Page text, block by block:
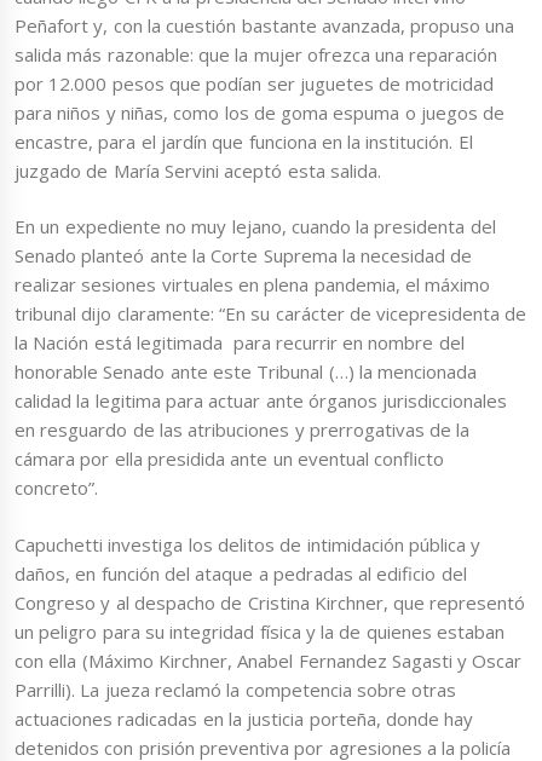
Peñafort y, con la cuestión bastante avanzada, propuso una
salida más razonable: que la mujer ofrezca una reparación
por 12.000 pesos que podían ser juguetes de motricidad
para niños y niñas, como los de goma espuma o juegos de
encastre, para el jardín que funciona en la institución. El
juzgado de María Servini aceptó esta salida.
En un expediente no muy lejano, cuando la presidenta del
Senado planteó ante la Corte Suprema la necesidad de
realizar sesiones virtuales en plena pandemia, el máximo
tribunal dijo claramente: “En su carácter de vicepresidenta de
la Nación está legitimada para recurrir en nombre del
honorable Senado ante este Tribunal (…) la mencionada
calidad la legitima para actuar ante órganos jurisdiccionales
en resguardo de las atribuciones y prerrogativas de la
cámara por ella presidida ante un eventual conflicto
concreto”.
Capuchetti investiga los delitos de intimidación pública y
daños, en función del ataque a pedradas al edificio del
Congreso y al despacho de Cristina Kirchner, que representó
un peligro para su integridad física y la de quienes estaban
con ella (Máximo Kirchner, Anabel Fernandez Sagasti y Oscar
Parrilli). La jueza reclamó la competencia sobre otras
actuaciones radicadas en la justicia porteña, donde hay
detenidos con prisión preventiva por agresiones a la policía